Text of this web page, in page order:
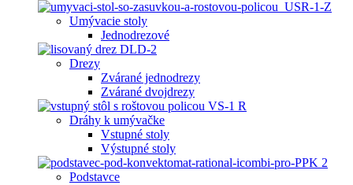
Umývacie stoly
Jednodrezové
Drezy
Zvárané jednodrezy
Zvárané dvojdrezy
Dráhy k umývačke
Vstupné stoly
Výstupné stoly
Podstavce